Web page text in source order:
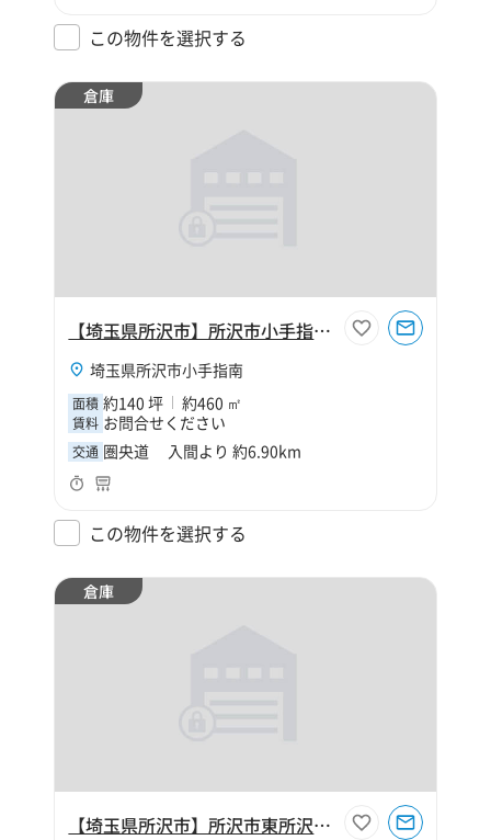
この物件を選択する
倉庫
【埼玉県所沢市】所沢市小手指南4丁目140坪倉庫
埼玉県所沢市小手指南
面積 約140 坪 約460 ㎡
賃料 お問合せください
交通 圏央道 入間より 約6.90km
この物件を選択する
倉庫
【埼玉県所沢市】所沢市東所沢和田3丁目400坪倉庫